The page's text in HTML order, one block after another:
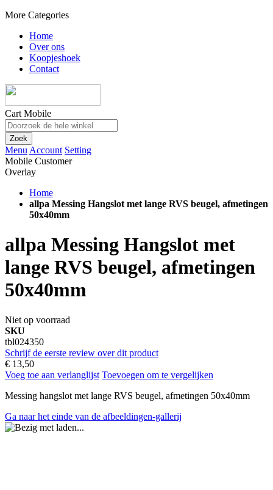
More Categories
Home
Over ons
Koopjeshoek
Contact
Cart Mobile
Zoek
Menu Account Setting
Mobile Customer
Overlay
Home
allpa Messing Hangslot met lange RVS beugel, afmetingen
50x40mm
allpa Messing Hangslot met
lange RVS beugel, afmetingen
50x40mm
Niet op voorraad
SKU
tbl024350
Schrijf de eerste review over dit product
€ 13,50
Voeg toe aan verlanglijst Toevoegen om te vergelijken
Messing hangslot met lange RVS beugel, afmetingen 50x40mm
Ga naar het einde van de afbeeldingen-gallerij